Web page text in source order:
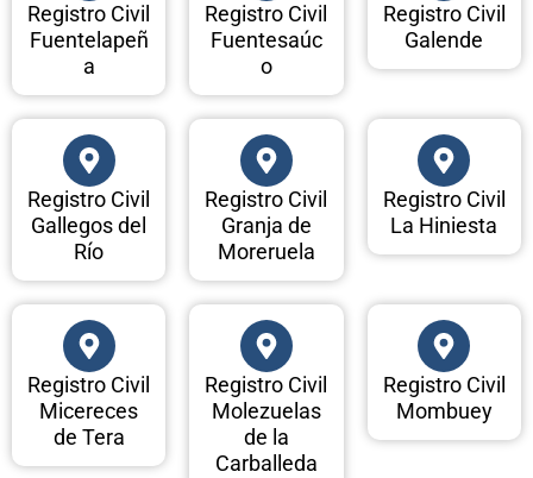
Registro Civil
Fuentelapeñ
a
Registro Civil
Fuentesaúc
o
Registro Civil
Galende
Registro Civil
Gallegos del
Río
Registro Civil
Granja de
Moreruela
Registro Civil
La Hiniesta
Registro Civil
Micereces
de Tera
Registro Civil
Molezuelas
de la
Carballeda
Registro Civil
Mombuey